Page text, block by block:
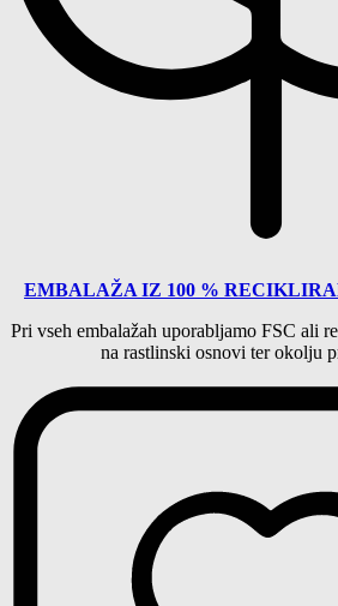
EMBALAŽA IZ 100 %
Pri vseh embalažah uporabljamo FSC ali
na rastlinski osnovi ter okolju